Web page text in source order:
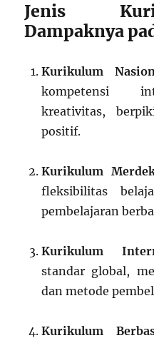
Jenis
Dampaknya
Kurikulum
kompetensi
kreativitas,
positif.
Kurikulum
fleksibilitas
pembelajaran
Kurikulum
standar global,
dan metode
Kurikulum